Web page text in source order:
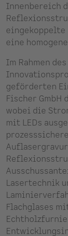
Innenbereich
eine
Im Rahmen
geförderten
Fischer GmbH
wobei die
mit LEDs
Lasertechnik
Flachglases